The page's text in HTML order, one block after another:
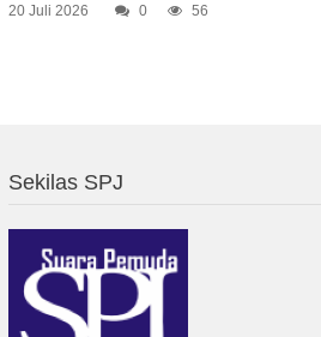
20 Juli 2026 0 56
Sekilas SPJ